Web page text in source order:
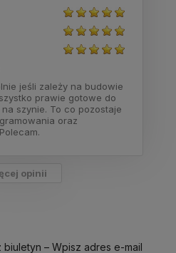
jeśli zależy na budowie
prawie gotowe do
szynie. To co pozostaje
oraz
opinii
biuletyn – Wpisz adres e-mail